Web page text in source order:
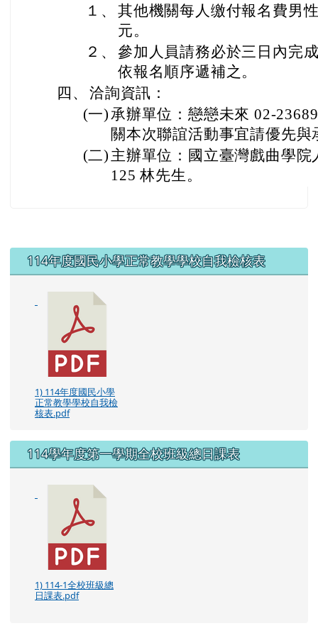
１、 其他機關每人缴付報名費男
元。
２、 參加人員請務必於三日內完
依報名順序遞補之。
四、 洽詢資訊：
(一)承辦單位：戀戀未來 02-
關本次聯誼活動事宜請優先
(二) 主辦單位：國立臺灣戲曲學
125 林先生。
左邊區域內容
114年度國民小學正常教學學校自我檢核表
1) 114年度國民小學
正常教學學校自我檢
核表.pdf
114學年度第一學期全校班級總日課表
1) 114-1全校班級總
日課表.pdf